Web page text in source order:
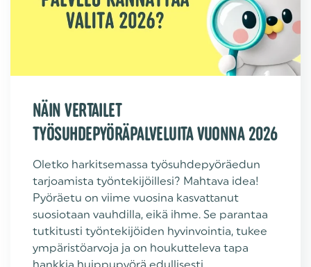
NÄIN VERTAILET
TYÖSUHDEPYÖRÄPALVELUITA VUONNA 2026
Oletko harkitsemassa työsuhdepyöräedun
tarjoamista työntekijöillesi? Mahtava idea!
Pyöräetu on viime vuosina kasvattanut
suosiotaan vauhdilla, eikä ihme. Se parantaa
tutkitusti työntekijöiden hyvinvointia, tukee
ympäristöarvoja ja on houkutteleva tapa